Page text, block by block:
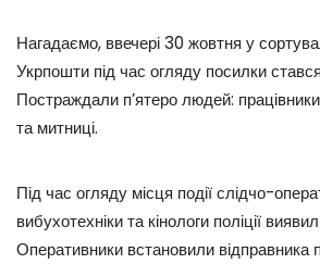
Нагадаємо, ввечері 30 жовтня у
Укрпошти під час огляду посилки
Постраждали п’ятеро людей:
та митниці.
Під час огляду місця події слідчо-
вибухотехніки та кінологи поліції
Оперативники встановили